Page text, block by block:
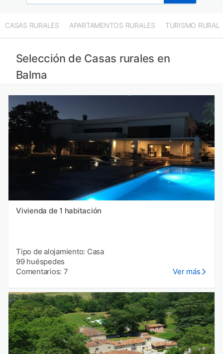
CASAS RURALES APARTAMENTOS RURALES TURISMO RURAL
Selección de Casas rurales en
Balma
Vivienda de 1 habitación
Tipo de alojamiento: Casa
99 huéspedes
Comentarios: 7
Ver más